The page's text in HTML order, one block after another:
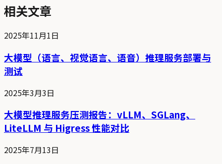
相关文章
2025年11月1日
大模型（语言、视觉语言、语音）推理服务部署与
测试
2025年3月3日
大模型推理服务压测报告：vLLM、SGLang、
LiteLLM 与 Higress 性能对比
2025年7月13日